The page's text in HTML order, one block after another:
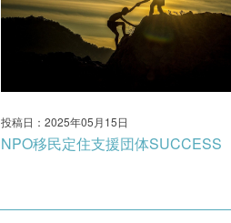
投稿日：2025年05月15日
NPO移民定住支援団体SUCCESS